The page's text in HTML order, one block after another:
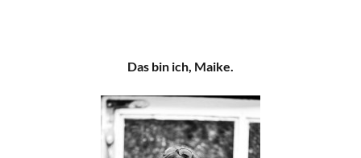
Das bin ich, Maike.